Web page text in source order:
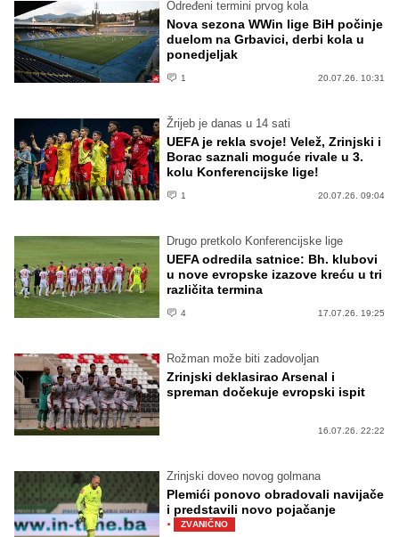
Određeni termini prvog kola
Nova sezona WWin lige BiH počinje
duelom na Grbavici, derbi kola u
ponedjeljak
1 20.07.26. 10:31
Žrijeb je danas u 14 sati
UEFA je rekla svoje! Velež, Zrinjski i
Borac saznali moguće rivale u 3.
kolu Konferencijske lige!
1 20.07.26. 09:04
Drugo pretkolo Konferencijske lige
UEFA odredila satnice: Bh. klubovi
u nove evropske izazove kreću u tri
različita termina
4 17.07.26. 19:25
Rožman može biti zadovoljan
Zrinjski deklasirao Arsenal i
spreman dočekuje evropski ispit
16.07.26. 22:22
Zrinjski doveo novog golmana
Plemići ponovo obradovali navijače
i predstavili novo pojačanje
· ZVANIČNO